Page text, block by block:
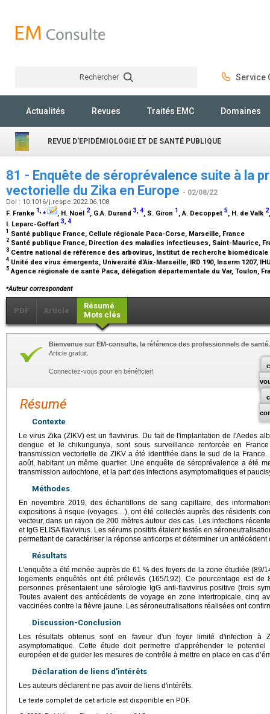
Rechercher Service
Actualités Revues Traités EMC Domaines
REVUE D'EPIDÉMIOLOGIE ET DE SANTÉ PUBLIQUE
81 - Enquête de séroprévalence suite à la
vectorielle du Zika en Europe - 02/08/22
Doi : 10.1016/j.respe.2022.06.108
F. Franke 1,⁎ , H. Noël 2, G.A. Durand 3,4, S. Giron 1 , A. Decoppet 5, H. de Valk 2
I. Leparc-Goffart 3 4
1 Santé publique France, Cellule régionale Paca-Corse, Marseille, France
2 Santé publique France, Direction des maladies infectieuses, Saint-Maurice,
3 Centre national de référence des arbovirus, Institut de recherche
4 Unité des virus émergents, Université d'Aix-Marseille, IRD 190, Inserm 1207,
5 Agence régionale de santé Paca, délégation départementale du Var, Toulon,
⁎Auteur correspondant
PDF Article
Résumé
Mots clés
Bienvenue sur EM-consulte, la référence des professionnels de santé.
Article gratuit.
Connectez-vous pour en bénéficier!
Résumé
Contexte
Le virus Zika (ZIKV) est un flavivirus. Du fait de l'implantation de l'Aedes
dengue et le chikungunya, sont sous surveillance renforcée en
transmission vectorielle de ZIKV a été identifiée dans le sud de la
août, habitant un même quartier. Une enquête de séroprévalence a été
transmission autochtone, et la part des infections asymptomatiques et
Méthodes
En novembre 2019, des échantillons de sang capillaire, des
expositions à risque (voyages…), ont été collectés auprès des résidents
vecteur, dans un rayon de 200 mètres autour des cas. Les infections
et IgG ELISA flavivirus. Les sérums positifs étaient testés en
permettant de caractériser la réponse anticorps et déterminer un antécédent
Résultats
L'enquête a été menée auprès de 61 % des foyers de la zone étudiée (89/
logements enquêtés ont été prélevés (165/192). Ce pourcentage est
personnes présentaient une sérologie IgG anti-flavivirus positive (trois
Toutes avaient des antécédents de voyage en zone intertropicale, cinq
vaccinées contre la fièvre jaune. Les séroneutralisations réalisées ont
Discussion-Conclusion
Les résultats obtenus sont en faveur d'un foyer limité d'infection à
asymptomatique. Cette étude doit permettre d'appréhender le
européen et de guider les mesures de contrôle à mettre en place en cas
Déclaration de liens d'intérêts
Les auteurs déclarent ne pas avoir de liens d'intérêts.
Le texte complet de cet article est disponible en PDF.